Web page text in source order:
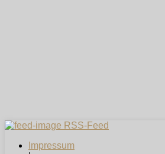
RSS-Feed
Impressum